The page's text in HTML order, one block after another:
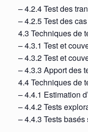
– 4.2.4 Test des
– 4.2.5 Test des
4.3 Techniques de
– 4.3.1 Test et
– 4.3.2 Test et
– 4.3.3 Apport des
4.4 Techniques de
– 4.4.1 Estimation
– 4.4.2 Tests
– 4.4.3 Tests